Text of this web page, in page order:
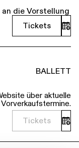
die Vorstellung
Tickets
BALLETT
über aktuelle
Vorverkaufstermine.
Tickets